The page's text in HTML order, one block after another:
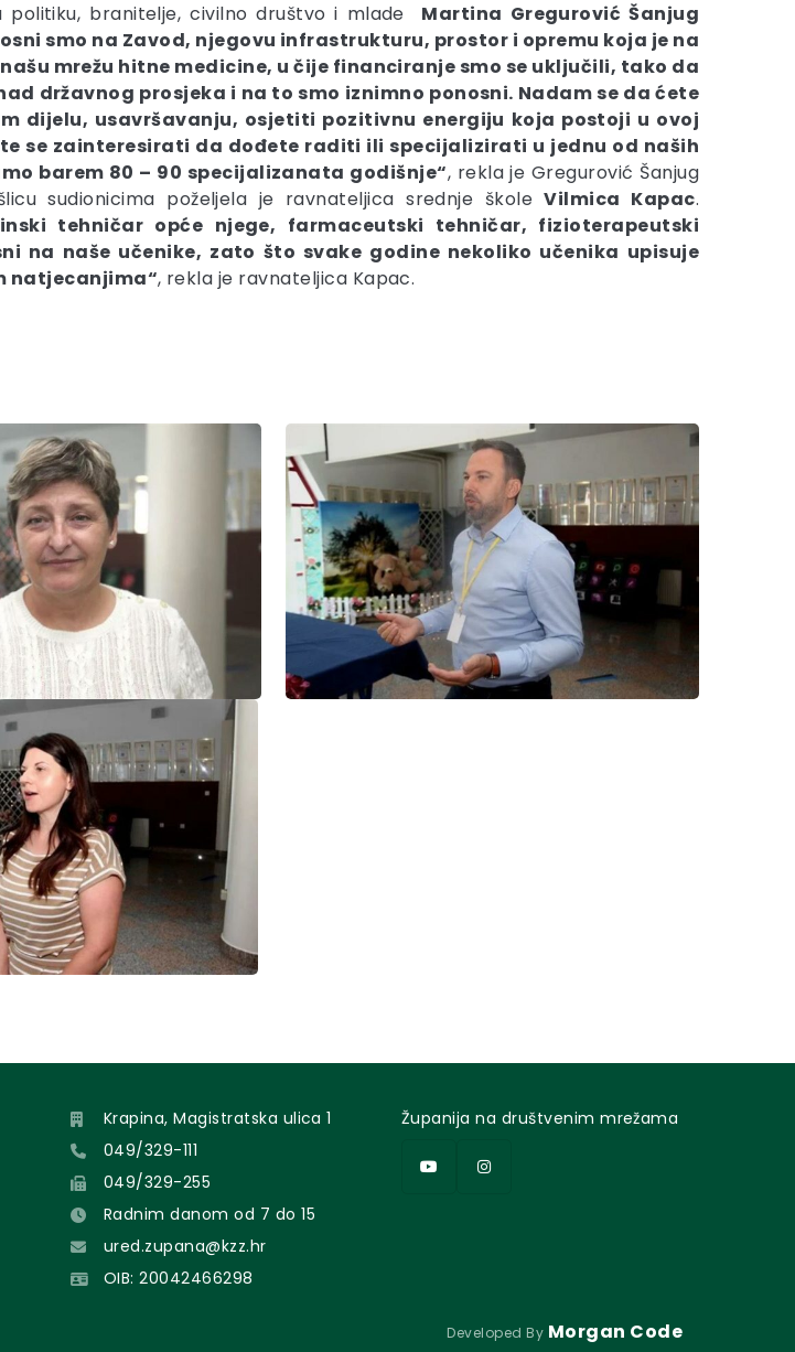
politiku, branitelje, civilno društvo i mlade Martina Gregurović Šanjug
smo na Zavod, njegovu infrastrukturu, prostor i opremu koja je na
mrežu hitne medicine, u čije financiranje smo se uključili, tako da
državnog prosjeka i na to smo iznimno ponosni. Nadam se da ćete
dijelu, usavršavanju, osjetiti pozitivnu energiju koja postoji u ovoj
se zainteresirati da dođete raditi ili specijalizirati u jednu od naših
barem 80 – 90 specijalizanata godišnje“, rekla je Gregurović Šanjug
sudionicima poželjela je ravnateljica srednje školeVilmica Kapac.
tehničar opće njege, farmaceutski tehničar, fizioterapeutski
na naše učenike, zato što svake godine nekoliko učenika upisuje
natjecanjima“, rekla je ravnateljica Kapac.
Krapina, Magistratska ulica 1
049/329-111
049/329-255
Radnim danom od 7 do 15
ured.zupana@kzz.hr
OIB: 20042466298
Županija na društvenim mrežama
Developed By Morgan Code